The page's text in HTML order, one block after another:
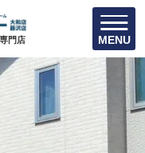
門店 MENU